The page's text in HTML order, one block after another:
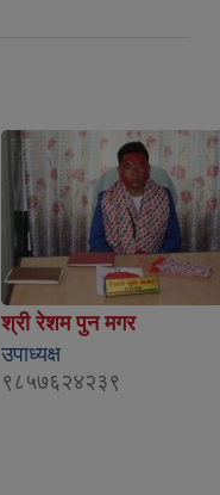
श्री रेशम पुन मगर
उपाध्यक्ष
९८५७६२४२३९